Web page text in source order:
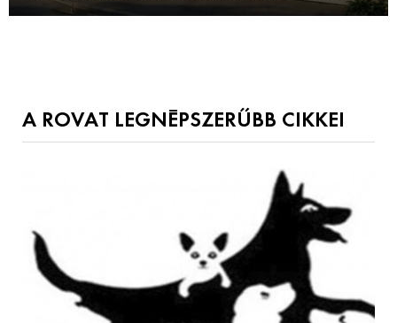
A ROVAT LEGNÉPSZERŰBB CIKKEI